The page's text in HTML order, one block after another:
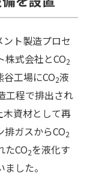
ト製造プロセ
株式会社とCO2
工場にCO2液
工程で排出され
資材として再
ガスからCO2
たCO2を液化す
した。